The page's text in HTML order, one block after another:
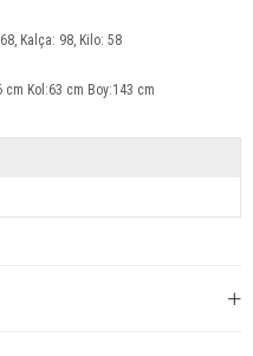
Kalça: 98, Kilo: 58
cm Kol:63 cm Boy:143 cm